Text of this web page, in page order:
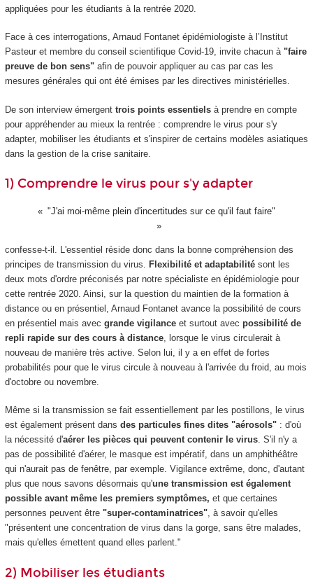
appliquées pour les étudiants à la rentrée 2020.
Face à ces interrogations, Arnaud Fontanet épidémiologiste à l’Institut
Pasteur et membre du conseil scientifique Covid-19, invite chacun à "faire
preuve de bon sens"afin de pouvoir appliquer au cas par cas les
mesures générales qui ont été émises par les directives ministérielles.
De son interview émergent trois points essentielsà prendre en compte
pour appréhender au mieux la rentrée : comprendre le virus pour s'y
adapter, mobiliser les étudiants et s'inspirer de certains modèles asiatiques
dans la gestion de la crise sanitaire.
1) Comprendre le virus pour s'y adapter
"J'ai moi-même plein d'incertitudes sur ce qu'il faut faire"
confesse-t-il. L'essentiel réside donc dans la bonne compréhension des
principes de transmission du virus. Flexibilité et adaptabilitésont les
deux mots d'ordre préconisés par notre spécialiste en épidémiologie pour
cette rentrée 2020. Ainsi, sur la question du maintien de la formation à
distance ou en présentiel, Arnaud Fontanet avance la possibilité de cours
en présentiel mais avec grande vigilance et surtout avec possibilité de
repli rapide sur des cours à distance, lorsque le virus circulerait à
nouveau de manière très active. Selon lui, il y a en effet de fortes
probabilités pour que le virus circule à nouveau à l'arrivée du froid, au mois
d'octobre ou novembre.
Même si la transmission se fait essentiellement par les postillons, le virus
est également présent dans des particules fines dites "aérosols": d'où
la nécessité d'aérer les pièces qui peuvent contenir le virus. S'il n'y a
pas de possibilité d'aérer, le masque est impératif, dans un amphithéâtre
qui n'aurait pas de fenêtre, par exemple. Vigilance extrême, donc, d'autant
plus que nous savons désormais qu'une transmission est également
possible avant même les premiers symptômes, et que certaines
personnes peuvent être "super-contaminatrices", à savoir qu'elles
"présentent une concentration de virus dans la gorge, sans être malades,
mais qu'elles émettent quand elles parlent."
2) Mobiliser les étudiants